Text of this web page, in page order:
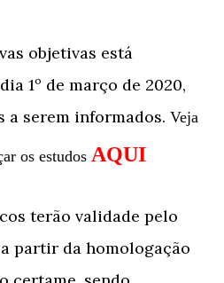
objetivas está
1º de março de 2020,
a serem informados. Veja
os estudos AQUI
terão validade pelo
partir da homologação